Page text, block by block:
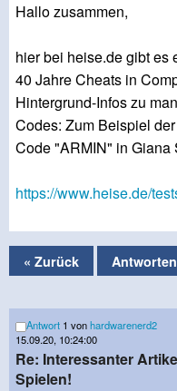
Hallo zusammen,
hier bei heise.de gibt es
40 Jahre Cheats in
Hintergrund-Infos zu
Codes: Zum Beispiel
Code "ARMIN" in Giana
https://www.heise.de/
« Zurück
Antwort 1 vonhardwarenerd2
15.09.20, 10:24:00
Re: Interessanter
Spielen!